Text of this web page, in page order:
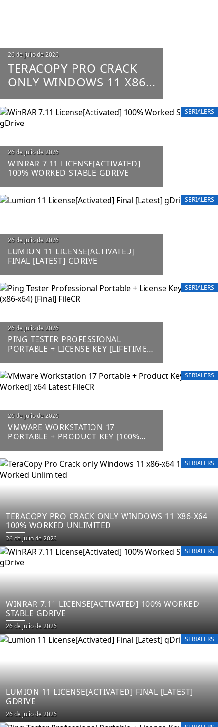
26 de julio de 2026
TERACOPY PRO CRACK
ONLY WINDOWS 11 X86-
X64 100% WORKED
UNLIMITED
SERIALERS
26 de julio de 2026
WINRAR 7.11 LICENSE[ACTIVATED]
100% WORKED STABLE GDRIVE
SERIALERS
26 de julio de 2026
LUMION 11 LICENSE[ACTIVATED]
FINAL [LATEST] GDRIVE
SERIALERS
26 de julio de 2026
PING TESTER PROFESSIONAL
PORTABLE + LICENSE KEY [LIFETIME]
SERIALERS
26 de julio de 2026
VMWARE WORKSTATION 17
PORTABLE + PRODUCT KEY [100%
SERIALERS
TERACOPY PRO CRACK ONLY WINDOWS 11 X86-X64
100% WORKED UNLIMITED
26 de julio de 2026
SERIALERS
WINRAR 7.11 LICENSE[ACTIVATED] 100% WORKED
STABLE GDRIVE
26 de julio de 2026
SERIALERS
LUMION 11 LICENSE[ACTIVATED] FINAL [LATEST]
GDRIVE
26 de julio de 2026